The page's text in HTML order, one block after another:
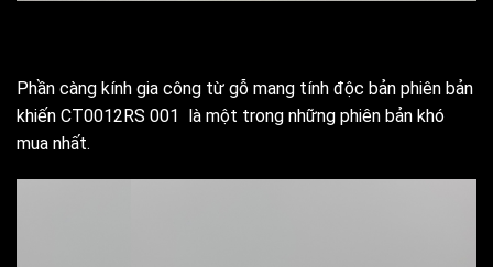
Phần càng kính gia công từ gỗ mang tính độc bản phiên bản
khiến CT0012RS 001 là một trong những phiên bản khó
mua nhất.